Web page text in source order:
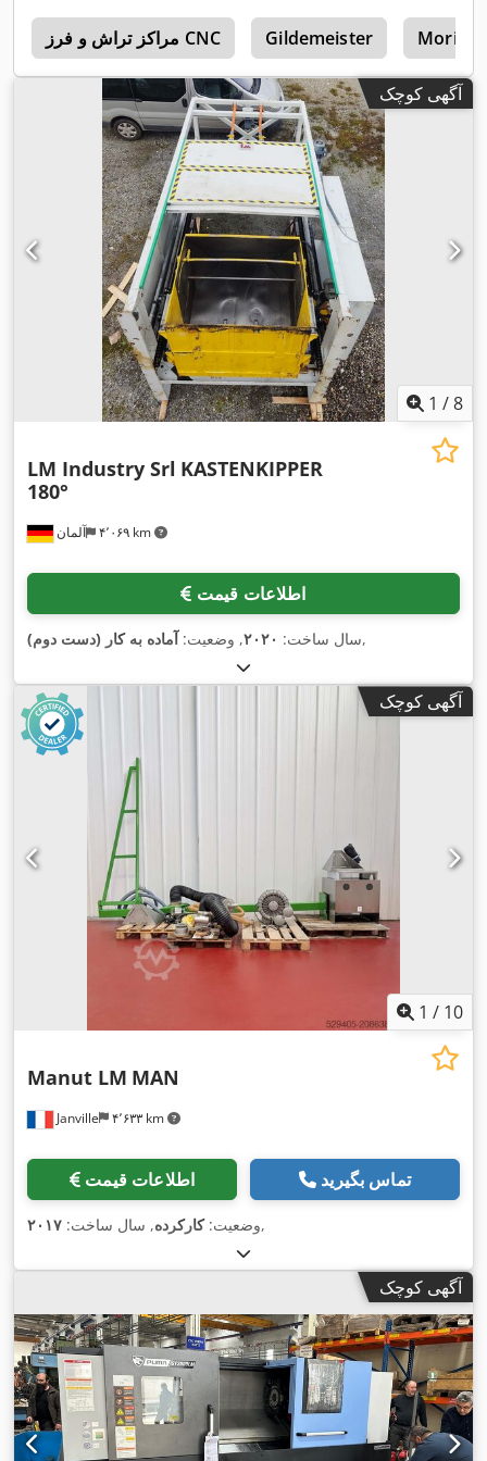
مراکز تراش و فرز CNC Gildemeister Mori
آگهی کوچک
1 /8
آلمان ۴٬۰۶۹ km
LM Industry Srl KASTENKIPPER
180°
اطلاعات قیمت
سال ساخت: ۲۰۲۰, وضعیت: آماده به کار (دست دوم) ,
آگهی کوچک
1 / 10
Janville ۴٬۶۳۳ km
Manut LM MAN
اطلاعات قیمت تماس بگیرید
وضعیت:کارکرده, سال ساخت: ۲۰۱۷ ,
آگهی کوچک